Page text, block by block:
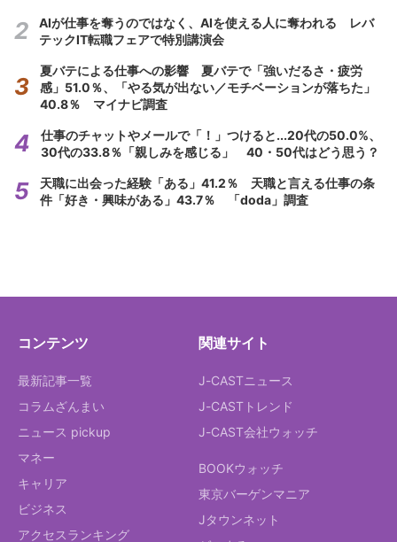
AIが仕事を奪うのではなく、AIを使える人に奪われる レバ
テックIT転職フェアで特別講演会
夏バテによる仕事への影響 夏バテで「強いだるさ・疲労
感」51.0％、「やる気が出ない／モチベーションが落ちた」
40.8％ マイナビ調査
仕事のチャットやメールで「！」つけると...20代の50.0%、
30代の33.8％「親しみを感じる」 40・50代はどう思う？
天職に出会った経験「ある」41.2％ 天職と言える仕事の条
件「好き・興味がある」43.7％ 「doda」調査
コンテンツ
最新記事一覧
コラムざんまい
ニュース pickup
マネー
キャリア
ビジネス
アクセスランキング
関連サイト
J-CASTニュース
J-CASTトレンド
J-CAST会社ウォッチ
BOOKウォッチ
東京バーゲンマニア
Jタウンネット